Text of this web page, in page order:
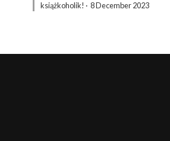
książkoholik! · 8 December 2023